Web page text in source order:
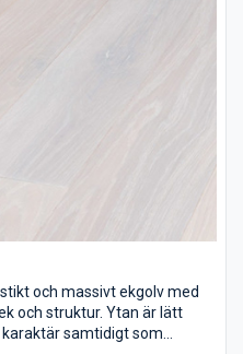
och massivt ekgolv med
och struktur. Ytan är lätt
samtidigt som